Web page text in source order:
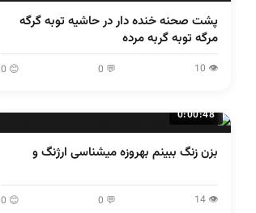
پشت صحنه خنده دار در حاشیه توبه گرگه
مرگه توبه گربه مرده
👁 10
💬 0
😊 0
0:00:48
بزن زنگ ببینم بهروزه میشناسی ارژنگ و
👁 14
💬 0
😊 0